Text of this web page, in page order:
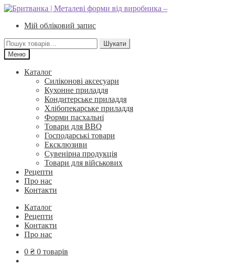
Перейти
навігації
Перейти
вмістуМій обліковий запис
Шукати:
Шукати
Меню
Каталог
Силіконові аксесуари
Кухонне приладдя
Кондитерське приладдя
Хлібопекарське приладдя
Форми пасхальні
Товари для BBQ
Господарські товари
Ексклюзиви
Сувенірна продукція
Товари для військових
Рецепти
Про нас
Контакти
Каталог
Рецепти
Контакти
Про нас
0 ₴ 0 товарів